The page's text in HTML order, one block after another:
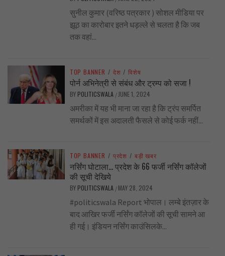
सुनील कुमार (वरिष्ठ पत्रकार ) सोशल मीडिया पर
झूठ का कारोबार इतने धड़ल्ले से चलता है कि जब
तक वहां...
TOP BANNER / देश / विशेष
पोर्न अभिनेत्री से संबंध और ट्रम्प को सजा !
BY POLITICSWALA / JUNE 1, 2024
अमरीका में यह भी माना जा रहा है कि ट्रंप समर्पित
समर्थकों में इस अदालती फैसले से कोई फर्क नहीं...
TOP BANNER / प्रदेश / बड़ी खबर
नर्सिंग घोटाला… प्रदेश के 66 फर्जी नर्सिंग कॉलेजों
की सूची देखिये
BY POLITICSWALA / MAY 28, 2024
#politicswala Report भोपाल। लम्बे इंतज़ार के
बाद आखिर फर्जी नर्सिंग कॉलेजों की सूची सामने आ
ही गई। इंडियन नर्सिंग काउंसिलके...